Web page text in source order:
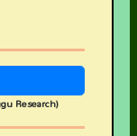
Research)